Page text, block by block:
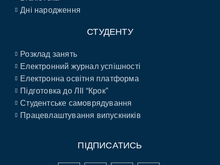
Дні народження
СТУДЕНТУ
Розклад занять
Електронний журнал успішності
Електронна освітня платформа
Підготовка до ЛІІ “Крок”
Студентське самоврядування
Працевлаштування випускників
ПІДПИСАТИСЬ